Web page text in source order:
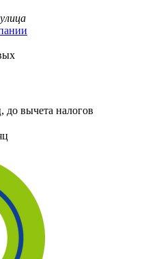
до вычета налогов